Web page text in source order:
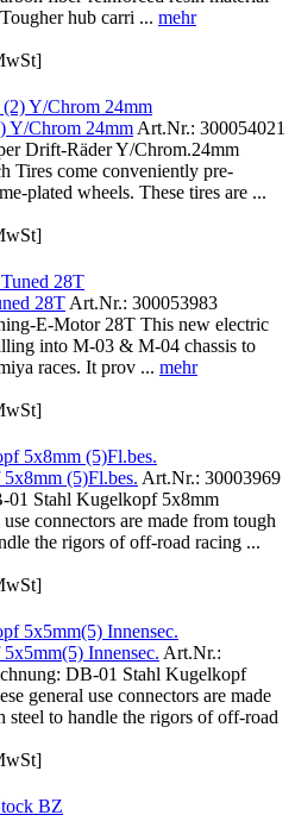
hub carri ... mehr
Y/Chrom 24mm Art.Nr.: 300054021
Drift-Räder Y/Chrom.24mm
Tires come conveniently pre-
plated wheels. These tires are ...
28T Art.Nr.: 300053983
E-Motor 28T This new electric
into M-03 & M-04 chassis to
races. It prov ... mehr
(5)Fl.bes. Art.Nr.: 30003969
01 Stahl Kugelkopf 5x8mm
connectors are made from tough
the rigors of off-road racing ...
Innensec. Art.Nr.:
DB-01 Stahl Kugelkopf
general use connectors are made
steel to handle the rigors of off-road